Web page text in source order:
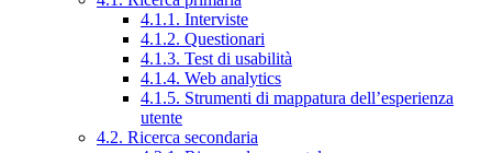
4.1.1. Interviste
4.1.2. Questionari
4.1.3. Test di usabilità
4.1.4. Web analytics
4.1.5. Strumenti di mappatura dell’esperienza
utente
4.2. Ricerca secondaria